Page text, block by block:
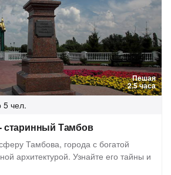
Пешая
2.5 часа
5 чел.
старинный Тамбов
Тамбова, города с богатой
архитектурой. Узнайте его тайны и